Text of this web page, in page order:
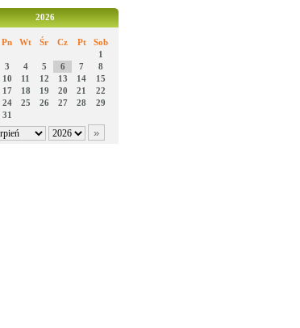
2026
Pn Wt Śr Cz Pt
Sob
1
3 4 5 6 7
8
10 11 12 13 14
15
17 18 19 20 21
22
24 25 26 27 28
29
31